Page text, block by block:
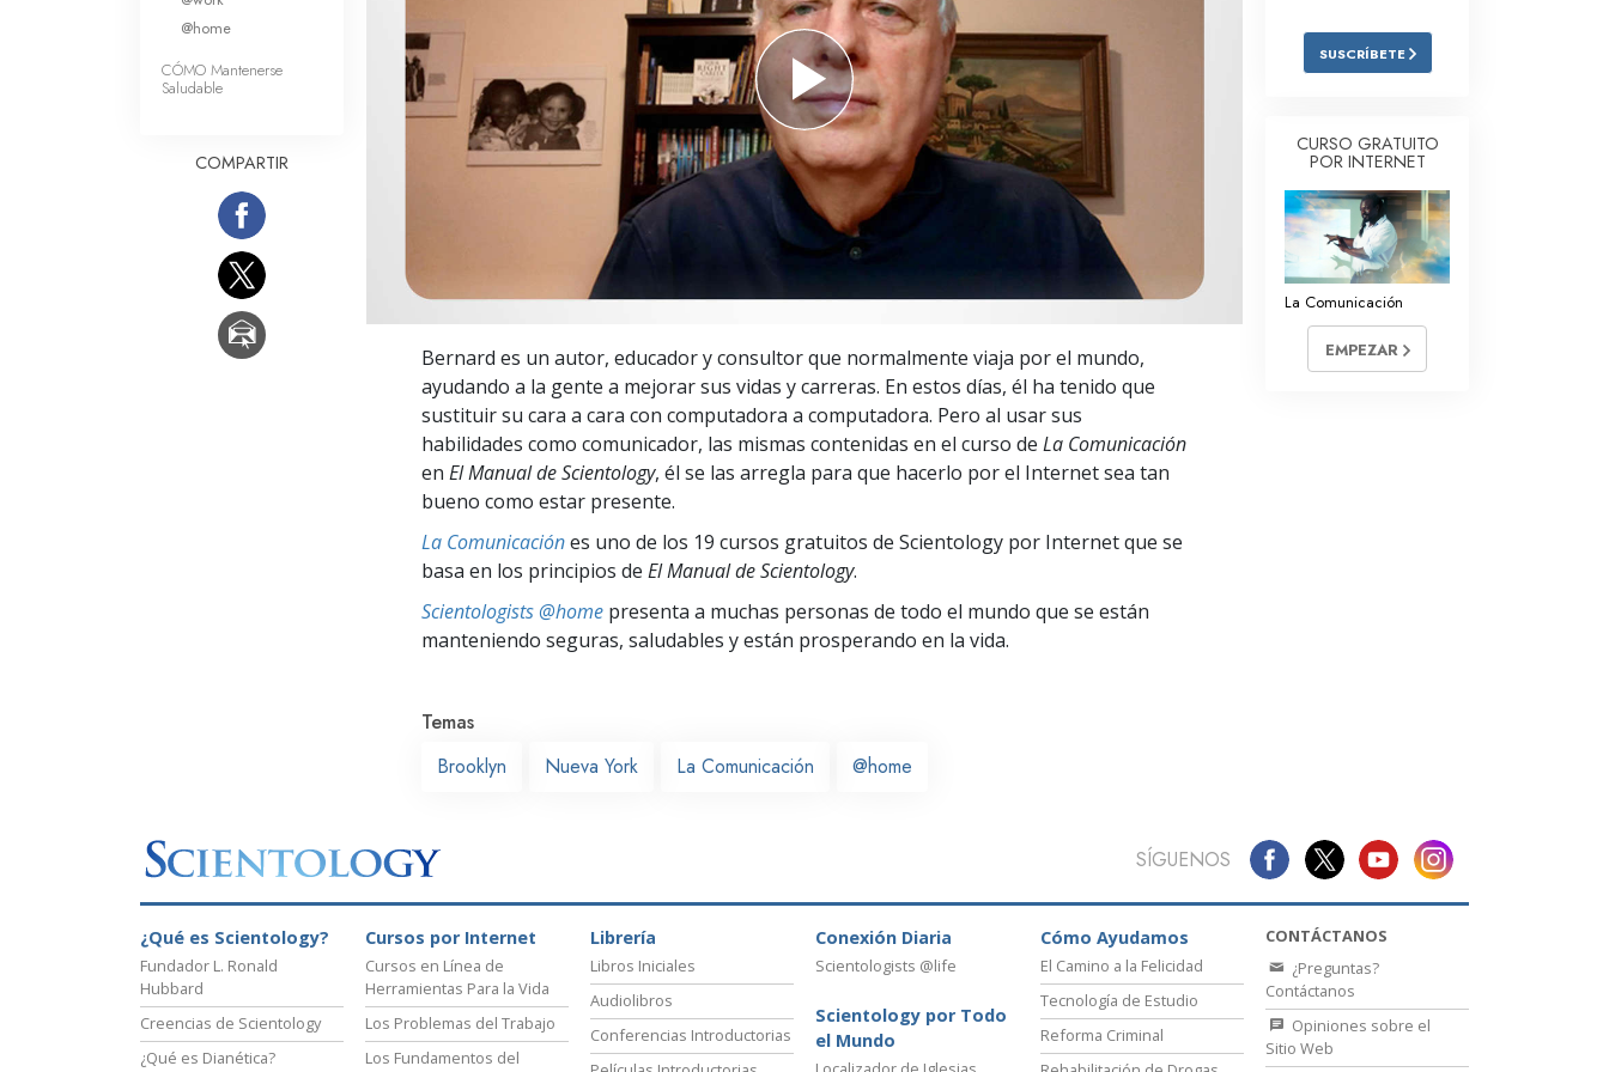
Respuestas a las Drogas
La Causa de la Supresión
Investigaciones
Los Fundamentos de la Organización
Los Fundamentos de las Relaciones
Objetivos y Metas
Bernard es un autor, educador y consultor que normalmente viaja por el mundo,
ayudando a la gente a mejorar sus vidas y carreras. En estos días, él ha tenido que
sustituir su cara a cara con computadora a computadora. Pero al usar sus
habilidades como comunicador, las mismas contenidas en el curso de La Comunicación
en El Manual de Scientology, él se las arregla para que hacerlo por el Internet sea tan
bueno como estar presente.
La Comunicaciónes uno de los 19 cursos gratuitos de Scientology por Internet que se
basa en los principios de El Manual de Scientology.
Scientologists @home presenta a muchas personas de todo el mundo que se están
manteniendo seguras, saludables y están prosperando en la vida.
Temas
Brooklyn
Nueva York La Comunicación @home
@home
CÓMO Mantenerse
Saludable
COMPARTIR
SUSCRÍBETE
CURSO GRATUITO
POR INTERNET
La Comunicación
EMPEZAR
SÍGUENOS
¿Qué es Scientology?
Fundador L. Ronald
Hubbard
Creencias de Scientology
¿Qué es Dianética?
Cursos por Internet
Cursos en Línea de
Herramientas Para la Vida
Los Problemas del Trabajo
Los Fundamentos del
Librería
Libros Iniciales
Audiolibros
Conferencias Introductorias
Conexión Diaria
Scientologists @life
Scientology por Todo
el Mundo
Cómo Ayudamos
El Camino a la Felicidad
Tecnología de Estudio
Reforma Criminal
CONTÁCTANOS
¿Preguntas?
Contáctanos
Opiniones sobre el
Sitio Web